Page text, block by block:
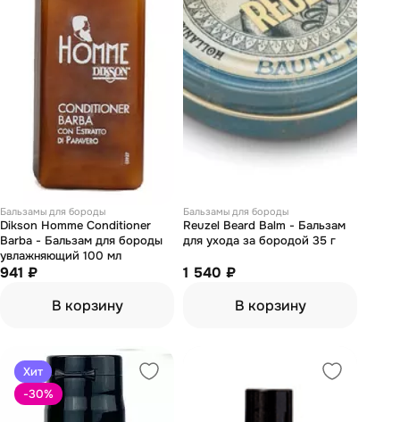
Бальзамы для бороды
Dikson Homme Conditioner
Barba - Бальзам для бороды
увлажняющий 100 мл
941 ₽
В корзину
Бальзамы для бороды
Reuzel Beard Balm - Бальзам
для ухода за бородой 35 г
1 540 ₽
В корзину
Хит
-30%